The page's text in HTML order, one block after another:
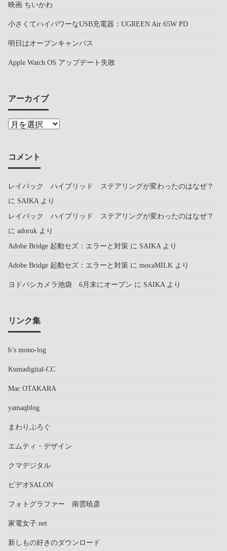
映画 ちいかわ
小さくてハイパワーなUSB充電器：UGREEN Air 65W PD
明日はオープンキャンパス
Apple Watch OS アップデート失敗
アーカイブ
コメント
レイバック ハイブリッド ステアリングが変わったのはなぜ？
に SAIKAより
レイバック ハイブリッド ステアリングが変わったのはなぜ？
に adoruk より
Adobe Bridge 起動セズ：エラーと対策 に SAIKAより
Adobe Bridge 起動セズ：エラーと対策 に mocaMILK より
ヨドバシカメラ池袋 6月末にオープン に SAIKAより
リンク集
b’s mono-log
Kumadigital-CC
Mac OTAKARA
yamaqblog
まわりぶろぐ
エムティ・デザイン
クマデジタル
ビデオSALON
フォトグラファー 南雲暁彦
家電女子.net
新しもの好きのダウンロード